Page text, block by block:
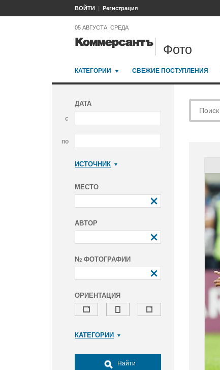
ВОЙТИ Регистрация
05 АВГУСТА, СРЕДА
Фото
КАТЕГОРИИ СВЕЖИЕ ПОСТУПЛЕНИЯ
ДАТА
с
по
ИСТОЧНИК
МЕСТО
АВТОР
№ ФОТОГРАФИИ
ОРИЕНТАЦИЯ
КАТЕГОРИИ
Досуг, туризм и отдых
Найти